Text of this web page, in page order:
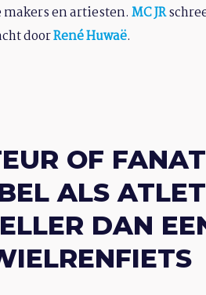
en artiesten. MC JR
doorRené Huwaë.
OF
ALS
DAN